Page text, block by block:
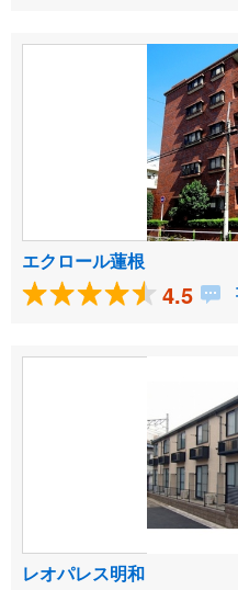
エクロール蓮根
4.5
レオパレス明和